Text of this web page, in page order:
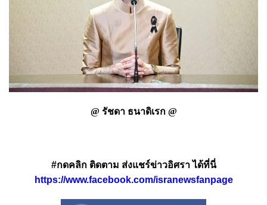
@ รัชดา ธนาดิเรก @
#กดคลิก ติดตาม ส่งแชร์ข่าวอิศรา ได้ที่นี่
https://www.facebook.com/isranewsfanpage